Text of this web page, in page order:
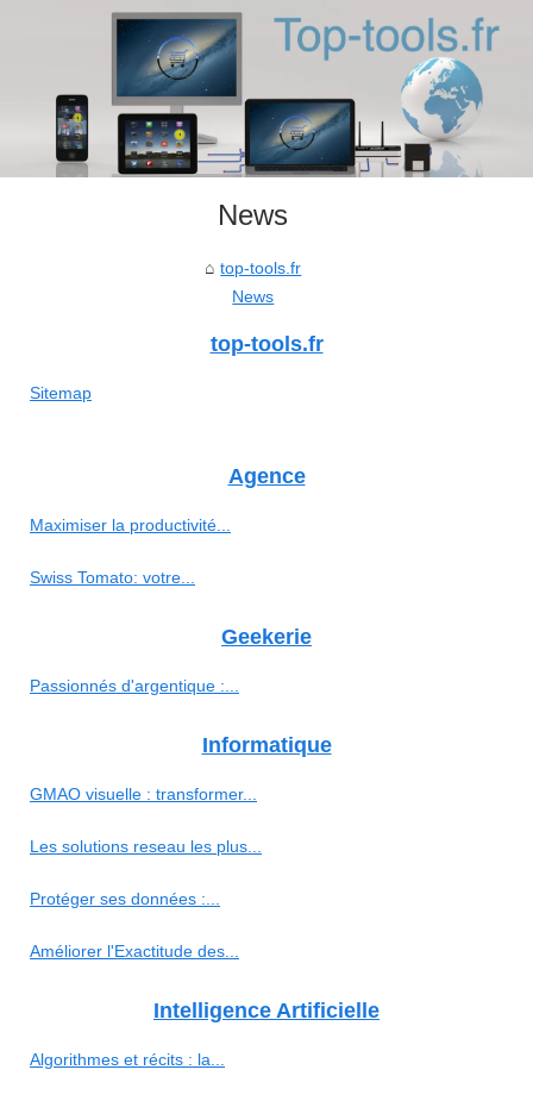
News
top-tools.fr
News
top-tools.fr
Sitemap
Agence
Maximiser la productivité...
Swiss Tomato: votre...
Geekerie
Passionnés d'argentique :...
Informatique
GMAO visuelle : transformer...
Les solutions reseau les plus...
Protéger ses données :...
Améliorer l'Exactitude des...
Intelligence Artificielle
Algorithmes et récits : la...